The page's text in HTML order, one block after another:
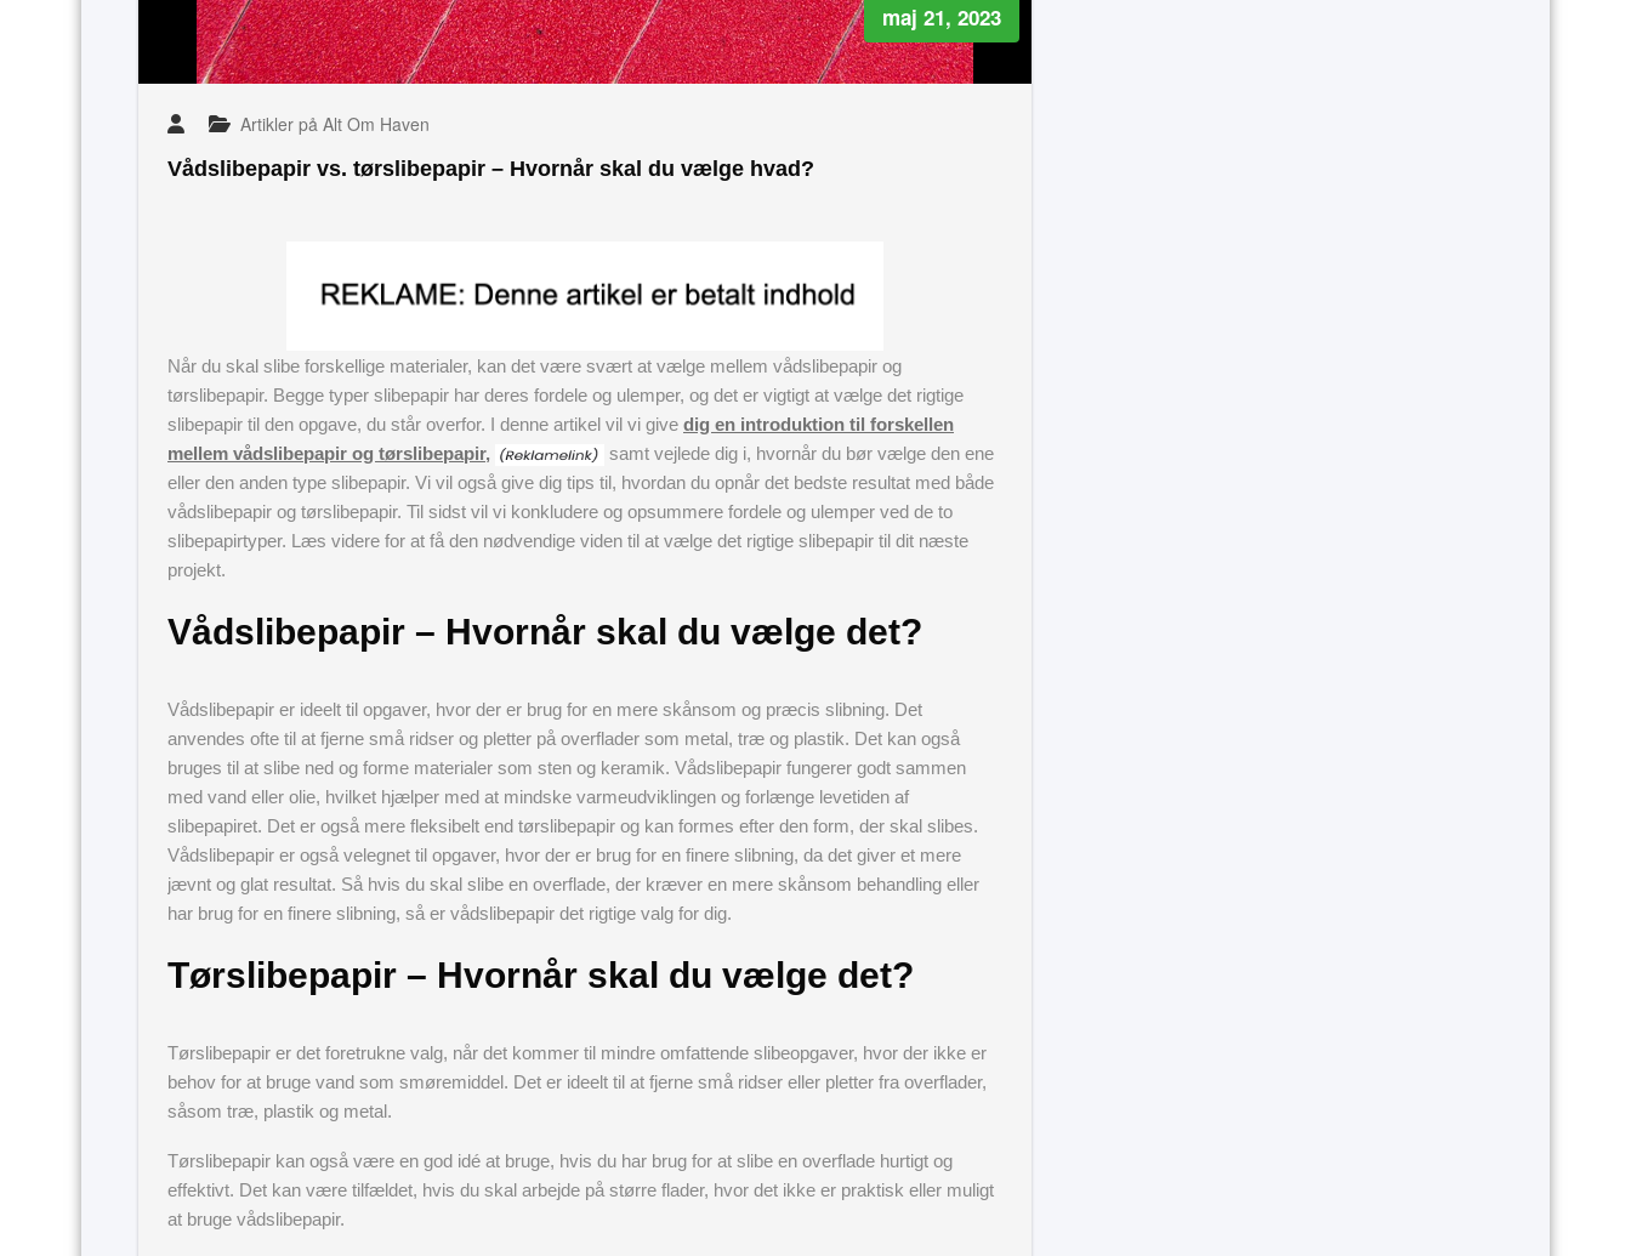
maj 21, 2023
Artikler på Alt Om Haven
Vådslibepapir vs. tørslibepapir – Hvornår skal du vælge hvad?
Når du skal slibe forskellige materialer, kan det være svært at vælge mellem vådslibepapir og
tørslibepapir. Begge typer slibepapir har deres fordele og ulemper, og det er vigtigt at vælge det rigtige
slibepapir til den opgave, du står overfor. I denne artikel vil vi give dig en introduktion til forskellen
mellem vådslibepapir og tørslibepapir,
samt vejlede dig i, hvornår du bør vælge den ene
eller den anden type slibepapir. Vi vil også give dig tips til, hvordan du opnår det bedste resultat med både
vådslibepapir og tørslibepapir. Til sidst vil vi konkludere og opsummere fordele og ulemper ved de to
slibepapirtyper. Læs videre for at få den nødvendige viden til at vælge det rigtige slibepapir til dit næste
projekt.
Vådslibepapir – Hvornår skal du vælge det?
Vådslibepapir er ideelt til opgaver, hvor der er brug for en mere skånsom og præcis slibning. Det
anvendes ofte til at fjerne små ridser og pletter på overflader som metal, træ og plastik. Det kan også
bruges til at slibe ned og forme materialer som sten og keramik. Vådslibepapir fungerer godt sammen
med vand eller olie, hvilket hjælper med at mindske varmeudviklingen og forlænge levetiden af
slibepapiret. Det er også mere fleksibelt end tørslibepapir og kan formes efter den form, der skal slibes.
Vådslibepapir er også velegnet til opgaver, hvor der er brug for en finere slibning, da det giver et mere
jævnt og glat resultat. Så hvis du skal slibe en overflade, der kræver en mere skånsom behandling eller
har brug for en finere slibning, så er vådslibepapir det rigtige valg for dig.
Tørslibepapir – Hvornår skal du vælge det?
Tørslibepapir er det foretrukne valg, når det kommer til mindre omfattende slibeopgaver, hvor der ikke er
behov for at bruge vand som smøremiddel. Det er ideelt til at fjerne små ridser eller pletter fra overflader,
såsom træ, plastik og metal.
Tørslibepapir kan også være en god idé at bruge, hvis du har brug for at slibe en overflade hurtigt og
effektivt. Det kan være tilfældet, hvis du skal arbejde på større flader, hvor det ikke er praktisk eller muligt
at bruge vådslibepapir.